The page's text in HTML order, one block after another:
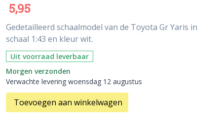
5,95
Gedetailleerd schaalmodel van de Toyota Gr Yaris in
schaal 1:43 en kleur wit.
Uit voorraad leverbaar
Morgen verzonden
Verwachte levering woensdag 12 augustus
Toevoegen aan winkelwagen